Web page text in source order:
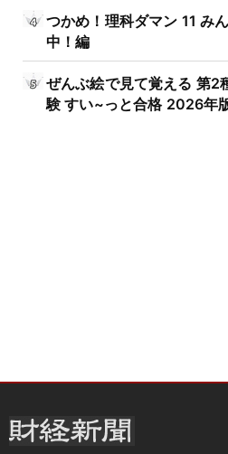
つかめ！理科ダマン 11 み
中！編
ぜんぶ絵で見て覚える 第2
験 すい~っと合格 2026年